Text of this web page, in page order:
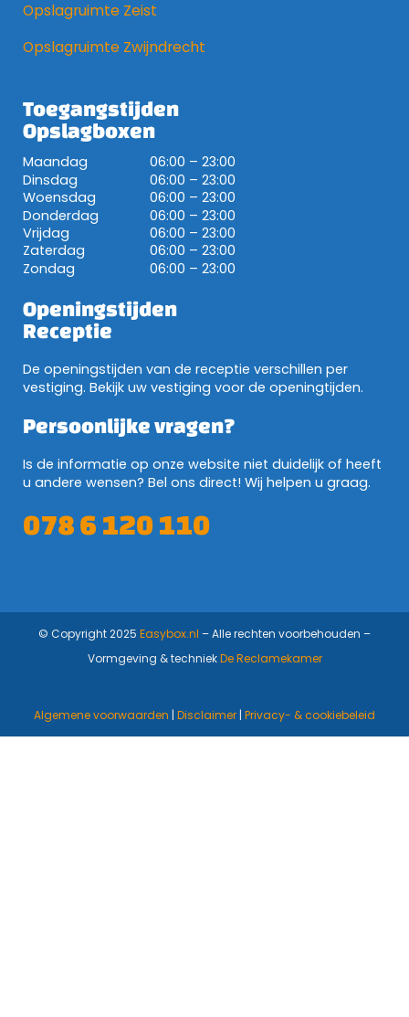
Opslagruimte Zeist
Opslagruimte Zwijndrecht
Toegangstijden
Opslagboxen
Maandag
Dinsdag
Woensdag
Donderdag
Vrijdag
Zaterdag
Zondag
06:00 – 23:00
06:00 – 23:00
06:00 – 23:00
06:00 – 23:00
06:00 – 23:00
06:00 – 23:00
06:00 – 23:00
Openingstijden
Receptie
De openingstijden van de receptie verschillen per
vestiging. Bekijk uw vestiging voor de openingtijden.
Persoonlijke vragen?
Is de informatie op onze website niet duidelijk of heeft
u andere wensen? Bel ons direct! Wij helpen u graag.
078 6 120 110
© Copyright 2025 Easybox.nl – Alle rechten voorbehouden –
Vormgeving & techniekDe Reclamekamer
Algemene voorwaarden | Disclaimer | Privacy- & cookiebeleid